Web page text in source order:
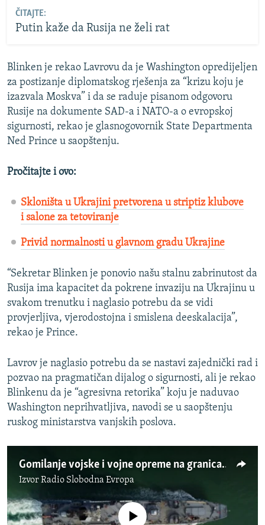
ČITAJTE:
Putin kaže da Rusija ne želi rat
Blinken je rekao Lavrovu da je Washington opredijeljen
za postizanje diplomatskog rješenja za “krizu koju je
izazvala Moskva” i da se raduje pisanom odgovoru
Rusije na dokumente SAD-a i NATO-a o evropskoj
sigurnosti, rekao je glasnogovornik State Departmenta
Ned Prince u saopštenju.
Pročitajte i ovo:
Skloništa u Ukrajini pretvorena u striptiz klubove
i salone za tetoviranje
Privid normalnosti u glavnom gradu Ukrajine
“Sekretar Blinken je ponovio našu stalnu zabrinutost da
Rusija ima kapacitet da pokrene invaziju na Ukrajinu u
svakom trenutku i naglasio potrebu da se vidi
provjerljiva, vjerodostojna i smislena deeskalacija”,
rekao je Prince.
Lavrov je naglasio potrebu da se nastavi zajednički rad i
pozvao na pragmatičan dijalog o sigurnosti, ali je rekao
Blinkenu da je “agresivna retorika” koju je naduvao
Washington neprihvatljiva, navodi se u saopštenju
ruskog ministarstva vanjskih poslova.
Gomilanje vojske i vojne opreme na granicama Ukrajine
IzvorRadio Slobodna Evropa
No media source currently available